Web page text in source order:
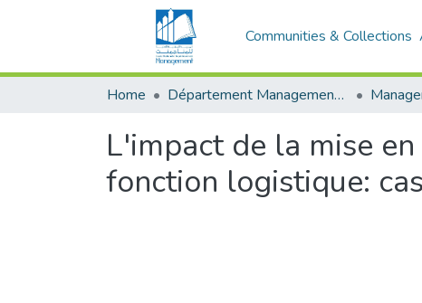
Communities & Collections
Home Département Management Des Organisations
L'impact de la mise
fonction logistique: